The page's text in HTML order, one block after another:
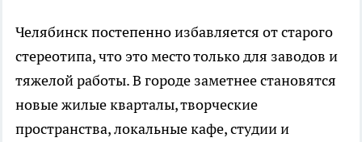
Челябинск постепенно избавляется от старого
стереотипа, что это место только для заводов и
тяжелой работы. В городе заметнее становятся
новые жилые кварталы, творческие
пространства, локальные кафе, студии и